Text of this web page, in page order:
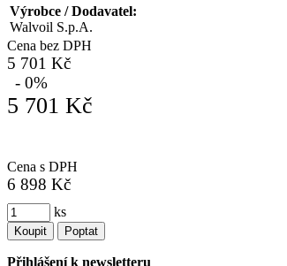
Výrobce / Dodavatel:
Walvoil S.p.A.
Cena bez DPH
5 701 Kč
- 0%
5 701 Kč
Cena s DPH
6 898 Kč
ks
Koupit Poptat
Přihlášení k newsletteru